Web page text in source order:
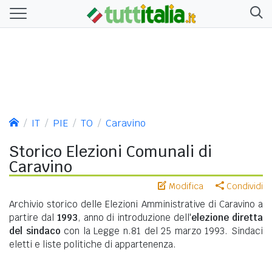
IT PIE TO Caravino
Storico Elezioni Comunali di
Caravino
Modifica Condividi
Archivio storico delle Elezioni Amministrative di Caravino a
partire dal 1993, anno di introduzione dell'elezione diretta
del sindaco con la Legge n.81 del 25 marzo 1993. Sindaci
eletti e liste politiche di appartenenza.